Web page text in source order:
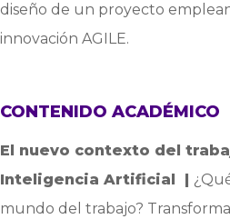
diseño de un proyecto
innovación AGILE.
CONTENIDO ACADÉMICO
El nuevo contexto del
Inteligencia Artificial |
mundo del trabajo?